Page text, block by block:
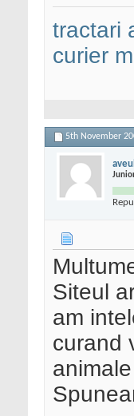
tractari
curier
5th November
aveul
Siteul
am
curand